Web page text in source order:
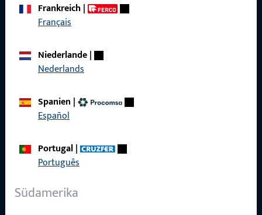
Frankreich|
Français
Niederlande|
Nederlands
Spanien |
Español
Portugal|
Português
Südamerika
Karriere
Produktkatalog